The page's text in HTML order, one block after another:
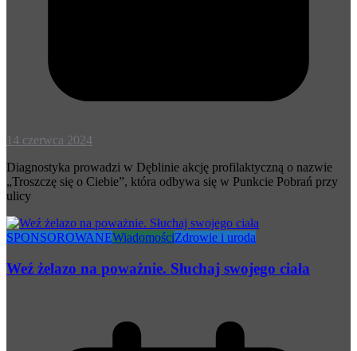
14 czerwca 2024
Diagnostyka prowadzi w Dęblinie akcję profilaktyczną o nazwie
„Troszczę się o Ciebie”, która odbywa się w Punkcie Pobrań przy
ulicy
SPONSOROWANEWiadomościZdrowie i uroda
Weź żelazo na poważnie. Słuchaj swojego ciała